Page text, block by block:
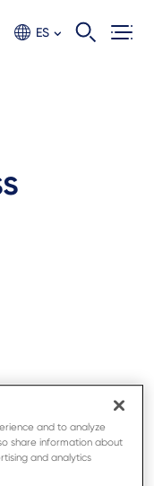
ES
AXIUM
Apps de
and to analyze
share information about
and analytics